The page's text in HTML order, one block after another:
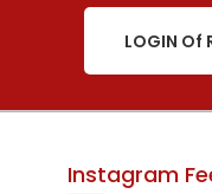
LOGIN Of
Instagram